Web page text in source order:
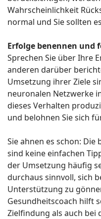
Wahrscheinlichkeit
normal und Sie sollten
Erfolge benennen und
Sprechen Sie über Ihre
anderen darüber
Umsetzung ihrer Ziele
neuronalen Netzwerke
dieses Verhalten
und belohnen Sie sich
Sie ahnen es schon: Die
sind keine einfachen
der Umsetzung häufig
durchaus sinnvoll, sich
Unterstützung zu
Gesundheitscoach hilft
Zielfindung als auch bei